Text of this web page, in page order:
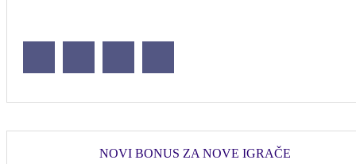
NOVI BONUS ZA NOVE IGRAČE